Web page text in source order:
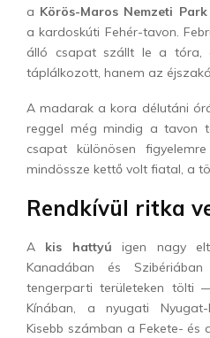
a Körös-Maros Nemzeti
a kardoskúti Fehér-tavon.
álló csapat szállt le a tóra,
táplálkozott, hanem az
A madarak a kora délutáni
reggel még mindig a tavon
csapat különösen
mindössze kettő volt fiatal, a
Rendkívül ritka
A kis hattyú igen nagy
Kanadában és
tengerparti területeken tölti
Kínában, a nyugati
Kisebb számban a Fekete- és